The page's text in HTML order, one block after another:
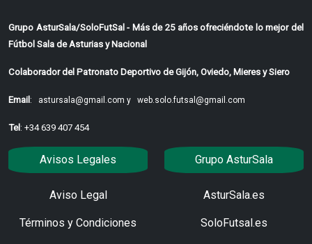
Grupo AsturSala/SoloFutSal - Más de 25 años ofreciéndote lo mejor del
Fútbol Sala de Asturias y Nacional
Colaborador del Patronato Deportivo de Gijón, Oviedo, Mieres y Siero
Email: astursala@gmail.com y web.solo.futsal@gmail.com
Tel: +34 639 407 454
Avisos Legales
Aviso Legal
Términos y Condiciones
Grupo AsturSala
AsturSala.es
SoloFutsal.es